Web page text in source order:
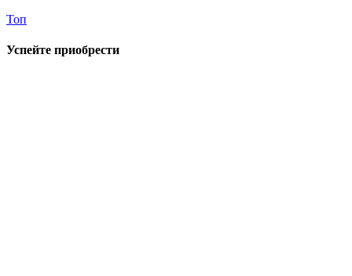
Топ
Успейте приобрести